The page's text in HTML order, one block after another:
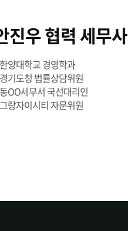
진우 협력 세무사
한양대학교 경영학과
경기도청 법률상담위원
동OO세무서 국선대리인
그랑자이시티 자문위원